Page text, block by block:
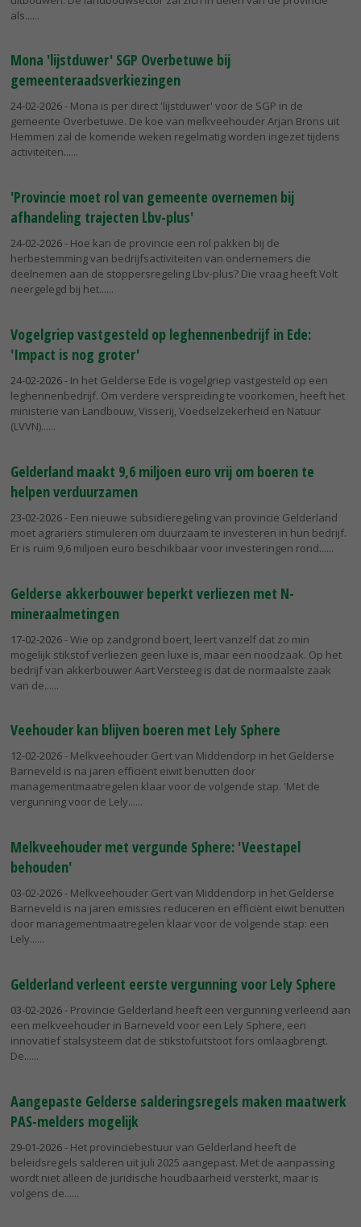
als...
Mona 'lijstduwer' SGP Overbetuwe bij
gemeenteraadsverkiezingen
24-02-2026- Mona is per direct 'lijstduwer' voor de SGP in de
gemeente Overbetuwe. De koe van melkveehouder Arjan Brons uit
Hemmen zal de komende weken regelmatig worden ingezet tijdens
activiteiten...
'Provincie moet rol van gemeente overnemen bij
afhandeling trajecten Lbv-plus'
24-02-2026- Hoe kan de provincie een rol pakken bij de
herbestemming van bedrijfsactiviteiten van ondernemers die
deelnemen aan de stoppersregeling Lbv-plus? Die vraag heeft Volt
neergelegd bij het...
Vogelgriep vastgesteld op leghennenbedrijf in Ede:
'Impact is nog groter'
24-02-2026- In het Gelderse Ede is vogelgriep vastgesteld op een
leghennenbedrijf. Om verdere verspreiding te voorkomen, heeft het
ministerie van Landbouw, Visserij, Voedselzekerheid en Natuur
(LVVN)...
Gelderland maakt 9,6 miljoen euro vrij om boeren te
helpen verduurzamen
23-02-2026- Een nieuwe subsidieregeling van provincie Gelderland
moet agrariërs stimuleren om duurzaam te investeren in hun bedrijf.
Er is ruim 9,6 miljoen euro beschikbaar voor investeringen rond...
Gelderse akkerbouwer beperkt verliezen met N-
mineraalmetingen
17-02-2026- Wie op zandgrond boert, leert vanzelf dat zo min
mogelijk stikstof verliezen geen luxe is, maar een noodzaak. Op het
bedrijf van akkerbouwer Aart Versteeg is dat de normaalste zaak
van de...
Veehouder kan blijven boeren met Lely Sphere
12-02-2026- Melkveehouder Gert van Middendorp in het Gelderse
Barneveld is na jaren efficiënt eiwit benutten door
managementmaatregelen klaar voor de volgende stap. 'Met de
vergunning voor de Lely...
Melkveehouder met vergunde Sphere: 'Veestapel
behouden'
03-02-2026- Melkveehouder Gert van Middendorp in het Gelderse
Barneveld is na jaren emissies reduceren en efficiënt eiwit benutten
door managementmaatregelen klaar voor de volgende stap: een
Lely...
Gelderland verleent eerste vergunning voor Lely Sphere
03-02-2026- Provincie Gelderland heeft een vergunning verleend aan
een melkveehouder in Barneveld voor een Lely Sphere, een
innovatief stalsysteem dat de stikstofuitstoot fors omlaagbrengt.
De...
Aangepaste Gelderse salderingsregels maken maatwerk
PAS-melders mogelijk
29-01-2026- Het provinciebestuur van Gelderland heeft de
beleidsregels salderen uit juli 2025 aangepast. Met de aanpassing
wordt niet alleen de juridische houdbaarheid versterkt, maar is
volgens de...